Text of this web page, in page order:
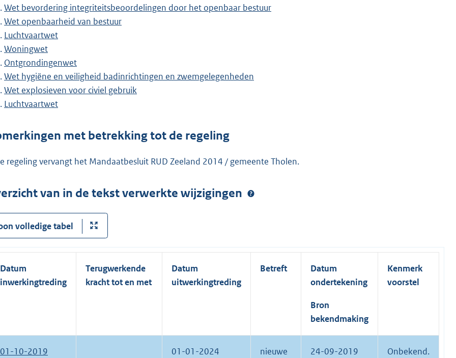
Wet bevordering integriteitsbeoordelingen door het openbaar bestuur
Wet openbaarheid van bestuur
Luchtvaartwet
Woningwet
Ontgrondingenwet
Wet hygiëne en veiligheid badinrichtingen en zwemgelegenheden
Wet explosieven voor civiel gebruik
Luchtvaartwet
met betrekking tot de regeling
regeling vervangt het Mandaatbesluit RUD Zeeland 2014 / gemeente Tholen.
van in de tekst verwerkte wijzigingen
volledige tabel
Datum
inwerkingtreding
Terugwerkende
kracht tot en met
Datum
uitwerkingtreding
Betreft
Datum
ondertekening
Bron
bekendmaking
Kenmerk
voorstel
01-10-2019 01-01-2024
nieuwe
24-09-2019 Onbekend.